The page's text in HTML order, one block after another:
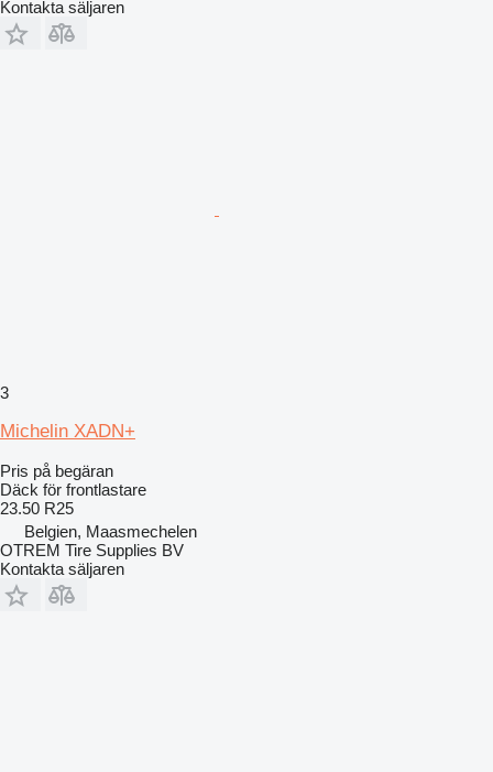
Kontakta säljaren
3
Michelin XADN+
Pris på begäran
Däck för frontlastare
23.50 R25
Belgien, Maasmechelen
OTREM Tire Supplies BV
Kontakta säljaren